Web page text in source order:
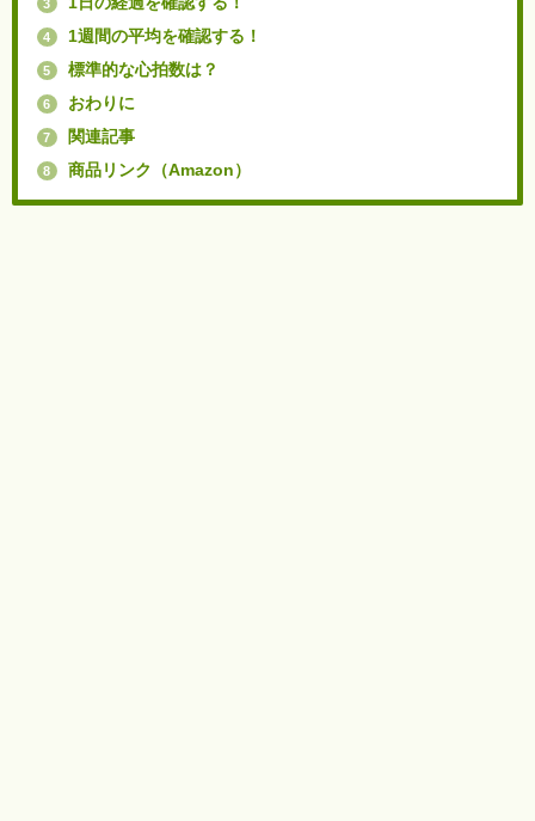
3
4 1週間の平均を確認する！
5 標準的な心拍数は？
6 おわりに
7 関連記事
8 商品リンク（Amazon）